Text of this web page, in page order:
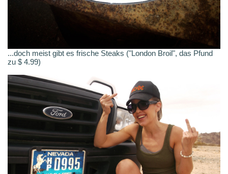
...doch meist gibt es frische Steaks ("London Broil", das Pfund
zu $ 4.99)